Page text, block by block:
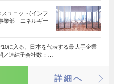
スユニット(インフ
業部 エネルギー
に入る、日本を代表する最大手企業
／連結子会社数：…
詳細へ